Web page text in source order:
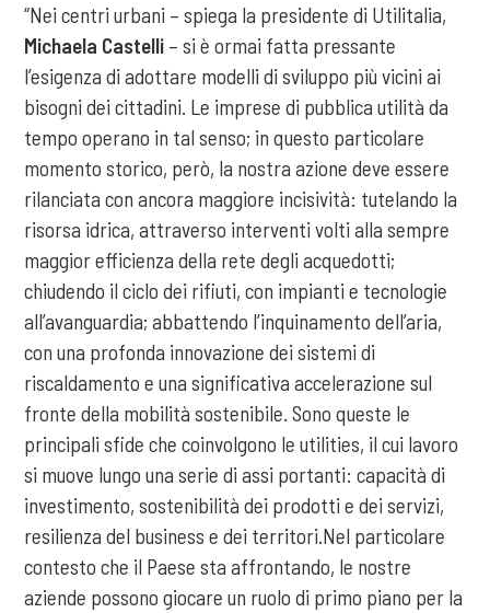
“Nei centri urbani – spiega la presidente di Utilitalia,
Michaela Castelli – si è ormai fatta pressante
l’esigenza di adottare modelli di sviluppo più vicini ai
bisogni dei cittadini. Le imprese di pubblica utilità da
tempo operano in tal senso; in questo particolare
momento storico, però, la nostra azione deve essere
rilanciata con ancora maggiore incisività: tutelando la
risorsa idrica, attraverso interventi volti alla sempre
maggior efficienza della rete degli acquedotti;
chiudendo il ciclo dei rifiuti, con impianti e tecnologie
all’avanguardia; abbattendo l’inquinamento dell’aria,
con una profonda innovazione dei sistemi di
riscaldamento e una significativa accelerazione sul
fronte della mobilità sostenibile. Sono queste le
principali sfide che coinvolgono le utilities, il cui lavoro
si muove lungo una serie di assi portanti: capacità di
investimento, sostenibilità dei prodotti e dei servizi,
resilienza del business e dei territori.Nel particolare
contesto che il Paese sta affrontando, le nostre
aziende possono giocare un ruolo di primo piano per la